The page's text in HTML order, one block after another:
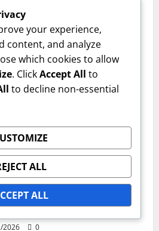
Iluminação, Controlo
Superfície
2026
Aderência, Jogabilidade,
2026 0
your experience,
content, and analyze
which cookies to allow
. ClickAccept All to
to decline non-essential
ALL
ALL